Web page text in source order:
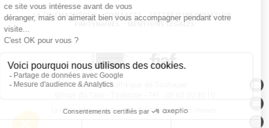
LA CINÉMATHÈQUE · CONTACTS · LETTRE D'INFORMATION
PARTENAIRES · MENTIONS LÉGALES
La Cinémathèque de Toulouse
La Cinémathèque de Toulouse © 2015. Tous droits réservés.